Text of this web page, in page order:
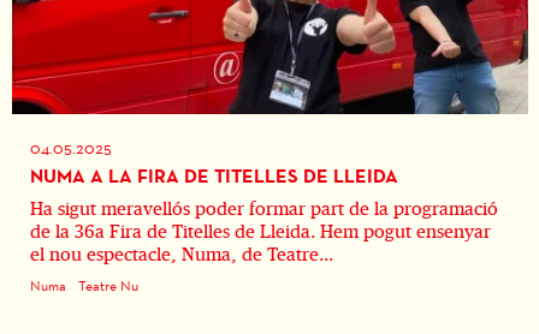
04.05.2025
NUMA A LA FIRA DE TITELLES DE LLEIDA
Ha sigut meravellós poder formar part de la programació
de la 36a Fira de Titelles de Lleida. Hem pogut ensenyar
el nou espectacle, Numa, de Teatre...
Numa Teatre Nu